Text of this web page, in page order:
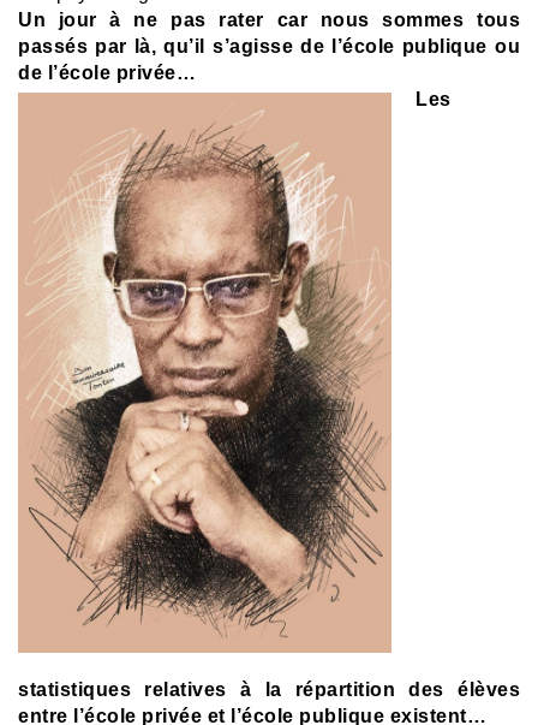
Un jour à ne pas rater car nous sommes tous
passés par là, qu’il s’agisse de l’école publique ou
de l’école privée…
Les
statistiques relatives à la répartition des élèves
entre l’école privée et l’école publique existent…